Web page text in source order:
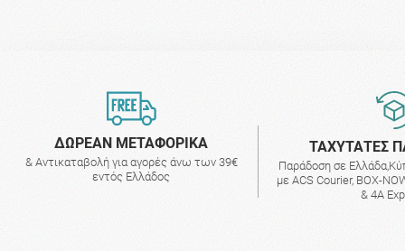
ΔΩΡΕΑΝ ΜΕΤΑΦΟΡΙΚΑ
& Αντικαταβολή για αγορές άνω των 39€
εντός Ελλάδος
ΤΑΧΥΤΑΤΕΣ
Παράδοση σε
με ACS Courier, BOX-
& 4A